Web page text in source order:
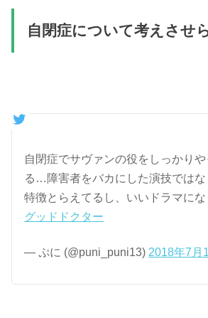
自閉症について考えさ
自閉症でサヴァンの役をしっかり
る…障害者をバカにした演技ではな
特徴とらえてるし、いいドラマに
グッドドクター
— ぷに (@puni_puni13) 2018年7月